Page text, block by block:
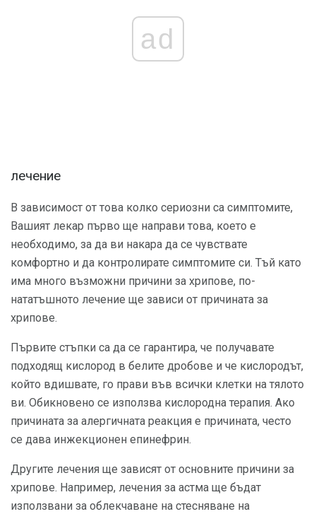
ad
лечение
В зависимост от това колко сериозни са симптомите,
Вашият лекар първо ще направи това, което е
необходимо, за да ви накара да се чувствате
комфортно и да контролирате симптомите си. Тъй като
има много възможни причини за хрипове, по-
нататъшното лечение ще зависи от причината за
хрипове.
Първите стъпки са да се гарантира, че получавате
подходящ кислород в белите дробове и че кислородът,
който вдишвате, го прави във всички клетки на тялото
ви. Обикновено се използва кислородна терапия. Ако
причината за алергичната реакция е причината, често
се дава инжекционен епинефрин.
Другите лечения ще зависят от основните причини за
хрипове. Например, лечения за астма ще бъдат
използвани за облекчаване на стесняване на